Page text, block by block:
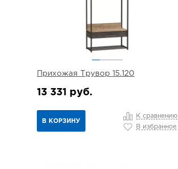
Прихожая Трувор 15.120
13 331 руб.
В КОРЗИНУ
К сравнению
В избранное